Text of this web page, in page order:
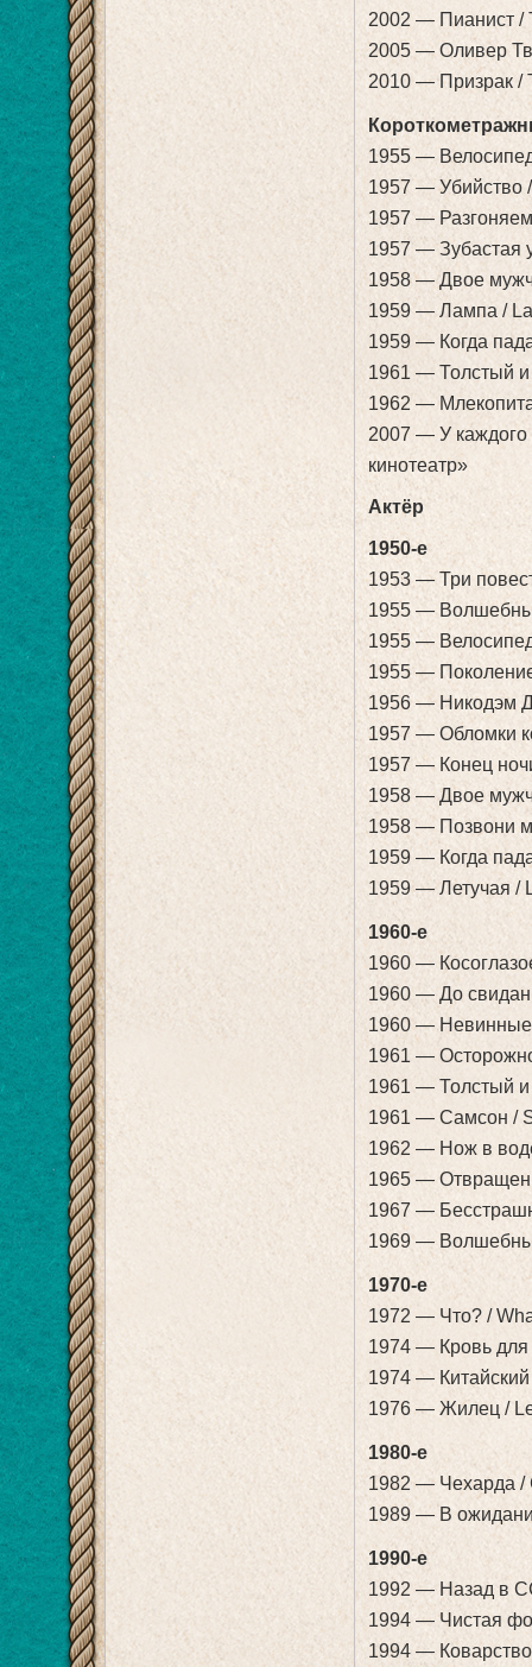
2002 — Пианист /
2005 — Оливер
2010 — Призрак /
1955 —
1957 — Убийство
1957 —
1957 — Зубастая
1958 — Двое
1959 — Лампа /
1959 — Когда
1961 — Толстый и
1962 —
2007 — У каждого
кинотеатр»
Актёр
1950-е
1953 — Три
1955 —
1955 —
1955 —
1956 — Никодэм
1957 — Обломки
1957 — Конец
1958 — Двое
1958 — Позвони
1959 — Когда
1959 — Летучая /
1960-е
1960 —
1960 — До
1960 — Невинные
1961 —
1961 — Толстый и
1961 — Самсон /
1962 — Нож в
1965 —
1967 —
1969 —
1970-е
1972 — Что? /
1974 — Кровь
1974 —
1976 — Жилец /
1980-е
1982 — Чехарда /
1989 — В
1990-е
1992 — Назад в
1994 — Чистая
1994 —